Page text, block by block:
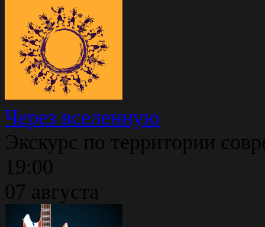
Через вселенную
Экскурс по территории
19:00
07 августа